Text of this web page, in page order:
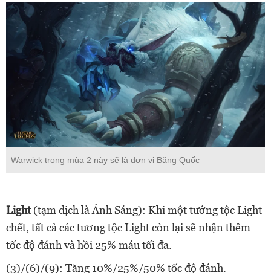
Warwick trong mùa 2 này sẽ là đơn vị Băng Quốc
Light(tạm dịch là Ánh Sáng): Khi một tướng tộc Light
chết, tất cả các tương tộc Light còn lại sẽ nhận thêm
tốc độ đánh và hồi 25% máu tối đa.
(3)/(6)/(9): Tăng 10%/25%/50% tốc độ đánh.